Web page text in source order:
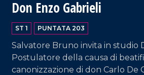
Don Enzo Gabrieli
ST 1 PUNTATA 203
Salvatore Bruno invita in studio
Postulatore della causa di
canonizzazione di don Carlo De
VAI AL TITOLO